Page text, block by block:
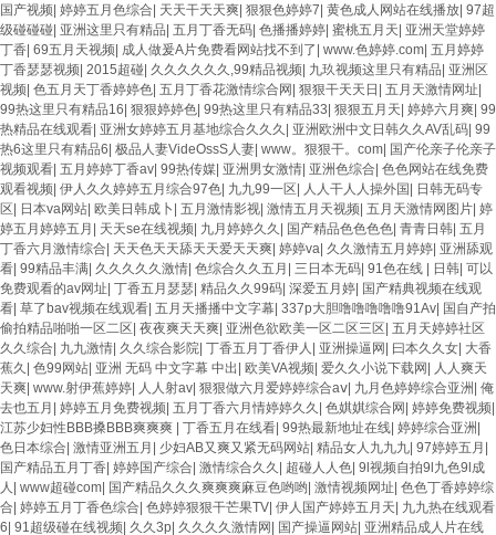
国产视频| 婷婷五月色综合| 天天干天天爽| 狠狠色婷婷7| 黄色成人网站在线播放| 97超
级碰碰碰| 亚洲这里只有精品| 五月丁香无码| 色播播婷婷| 蜜桃五月天| 亚洲天堂婷婷
丁香| 69五月天视频| 成人做爰A片免费看网站找不到了 | www.色婷婷.com| 五月婷婷
丁香瑟瑟视频| 2015超碰| 久久久久久久,99精品视频| 九玖视频这里只有精品| 亚洲区
视频| 色五月天丁香婷婷色| 五月丁香花激情综合网| 狠狠干天天日 | 五月天激情网址|
99热这里只有精品16| 狠狠婷婷色| 99热这里只有精品33| 狠狠五月天| 婷婷六月爽| 99
热精品在线观看| 亚洲女婷婷五月基地综合久久久 | 亚洲欧洲中文日韩久久AV乱码| 99
热6这里只有精品6| 极品人妻VideOssS人妻| www。狠狠干。com| 国产伦亲子伦亲子
视频观看| 五月婷婷丁香av| 99热传媒| 亚洲男女激情| 亚洲色综合| 色色网站在线免费
观看视频| 伊人久久婷婷五月综合97色| 九九99一区| 人人干人人操外国| 日韩无码专
区| 日本va网站| 欧美日韩成卜 | 五月激情影视| 激情五月天视频| 五月天激情网图片| 婷
婷五月婷婷五月 | 天天se在线视频| 九月婷婷久久 | 国产精品色色色色| 青青日韩| 五月
丁香六月激情综合| 天天色天天舔天天爱天天爽| 婷婷va| 久久激情五月婷婷| 亚洲舔观
看| 99精品丰满| 久久久久久激情| 色综合久久五月 | 三日本无码| 91色在线 | 日韩| 可以
免费观看的av网址| 丁香五月瑟瑟| 精品久久99码| 深爱五月婷| 国产精典视频在线观
看| 草了bav视频在线观看| 五月天播播中文字幕| 337p大胆噜噜噜噜噜91Av| 国自产拍
偷拍精品啪啪一区二区| 夜夜爽天天爽| 亚洲色欲欧美一区二区三区| 五月天婷婷社区
久久综合| 九九激情| 久久综合影院| 丁香五月丁香伊人 | 亚洲操逼网| 曰本久久女| 大香
蕉久 | 色99网站| 亚洲 无码 中文字幕 中出 | 欧美VA视频| 爱久久小说下载网| 人人爽天
天爽| www.射伊蕉婷婷| 人人射av| 狠狠做六月爱婷婷综合aⅴ| 九月色婷婷综合亚洲 | 俺
去也五月 | 婷婷五月免费视频| 五月丁香六月情婷婷久久 | 色娸娸综合网| 婷婷免费视频|
江苏少妇性BBB搡BBB爽爽爽 | 丁香五月在线看| 99热最新地址在线| 婷婷综合亚洲 |
色日本综合| 激情亚洲五月 | 少妇AB又爽又紧无码网站| 精品女人九九九| 97婷婷五月 |
国产精品五月丁香| 婷婷国产综合| 激情综合久久 | 超碰人人色| 9l视频自拍9l九色9l成
人 | www超碰com| 国产精品久久久爽爽爽麻豆色哟哟| 激情视频网址| 色色丁香婷婷综
合| 婷婷五月丁香色综合| 色婷婷狠狠干芒果TV| 伊人国产婷婷五月天| 九九热在线观看
6| 91超级碰在线视频| 久久3p| 久久久久激情网| 国产操逼网站| 亚洲精品成人片在线